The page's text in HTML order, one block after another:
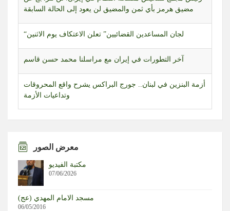
مضيق هرمز بأي ثمن والمضيق لن يعود إلى الحالة السابقة
“لجان المساعدين القضائيين” تعلن الاعتكاف يوم الاثنين
آخر التطورات في إيران مع مراسلنا محمد حسن قاسم
أزمة البنزين في لبنان.. جورج البراكس يشرح واقع المحروقات
وتداعيات الأزمة
التطورات داخل كيان الاحتلال.. قراءة في المشهد مع حسن
حجازي
الرد والردع
معرض الصور
مكتبة الفيديو
07/06/2026
مسجد الامام المهدي (عج)
06/05/2016